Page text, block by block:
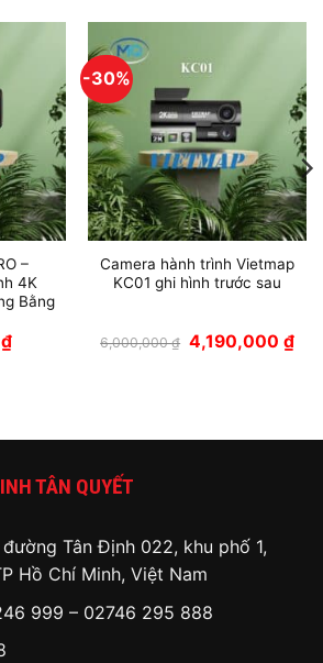
–
4K
Bằng
₫
-30%
Camera hành trình Vietmap
KC01 ghi hình trước sau
6,000,000₫ Giá
gốc
4,190,000 ₫Giá
hiện
TÂN QUYẾT
Tân Định 022, khu phố 1,
Hồ Chí Minh, Việt Nam
999 – 02746 295 888